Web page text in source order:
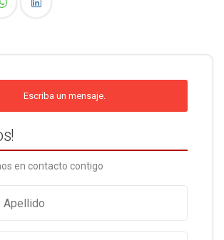
Escriba un mensaje.
en contacto contigo